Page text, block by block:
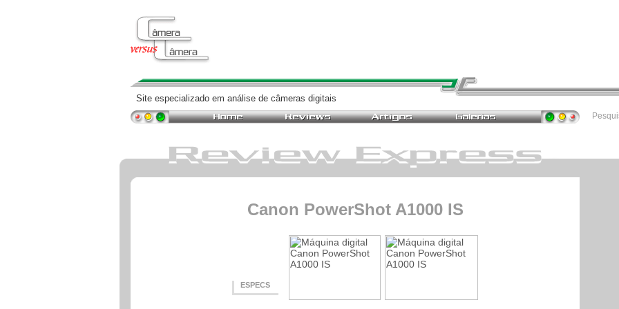
Site especializado em análise de câmeras digitais
Canon PowerShot A1000 IS
ESPECS